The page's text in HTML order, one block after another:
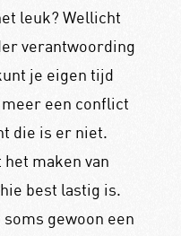
leuk? Wellicht
verantwoording
je eigen tijd
een conflict
die is er niet.
maken van
best lastig is.
gewoon een